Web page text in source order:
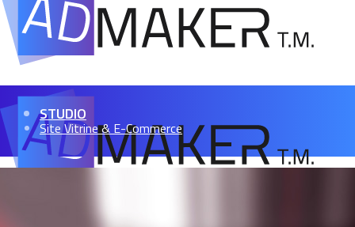
STUDIO
Site Vitrine & E-Commerce